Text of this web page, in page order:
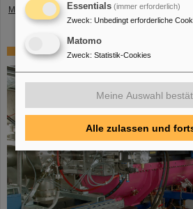
Mehr »
Erstes Experiment mit der
Essentials (immer erforderlich)
Zweck: Unbedingt erforderliche
Matomo
Zweck: Statistik-Cookies
Meine Auswahl
Alle zulassen und